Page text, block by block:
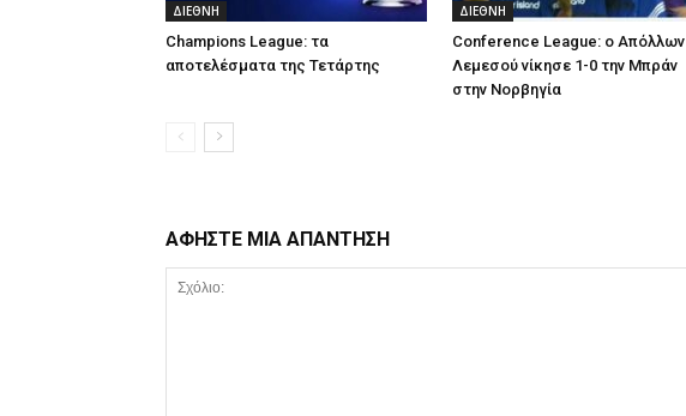
ΔΙΕΘΝΗ
Champions League: τα
αποτελέσματα της Τετάρτης
ΔΙΕΘΝΗ
Conference League: ο Απόλλων
Λεμεσού νίκησε 1-0 την Μπράν
στην Νορβηγία
ΑΦΗΣΤΕ ΜΙΑ ΑΠΑΝΤΗΣΗ